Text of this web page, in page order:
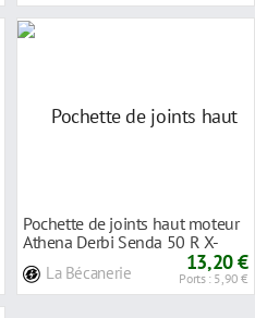
Pochette de joints haut moteur
Athena Derbi Senda 50 R X-
La Bécanerie 13,20 €
Ports : 5,90 €